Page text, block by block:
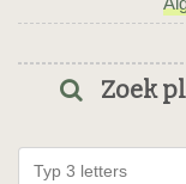
Zoek